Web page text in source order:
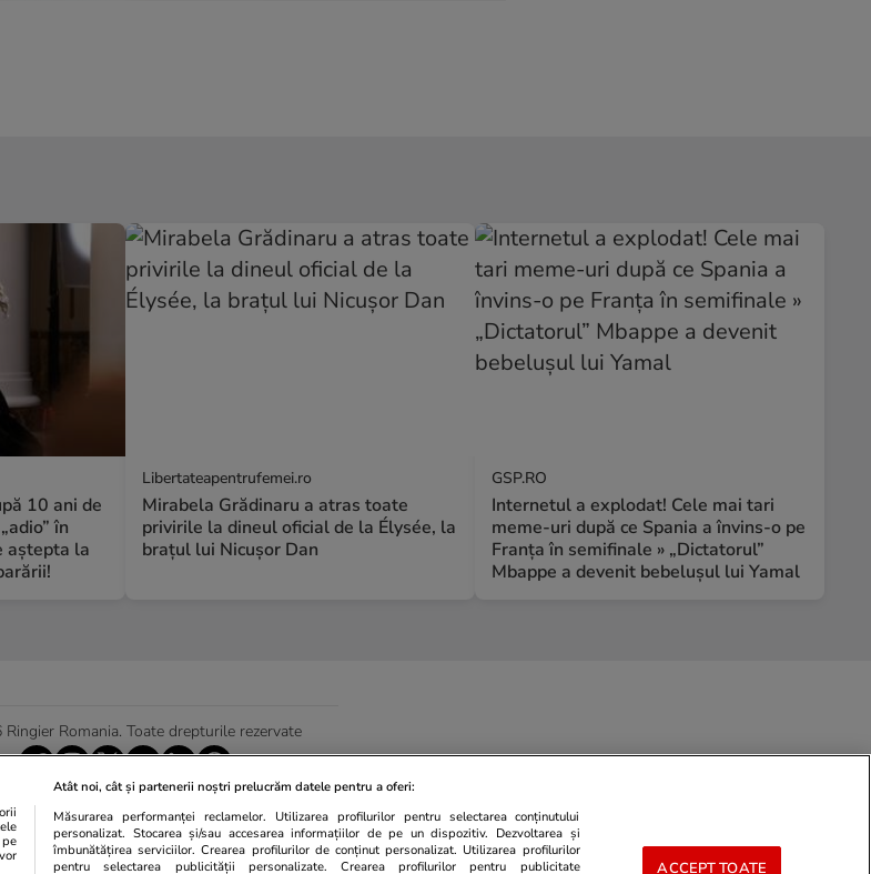
10 ani de
în
aștepta la
Libertateapentrufemei.ro
Mirabela Grădinaru a atras toate
privirile la dineul oficial de la Élysée, la
brațul lui Nicușor Dan
GSP.RO
Internetul a explodat! Cele mai tari
meme-uri după ce Spania a învins-o pe
Franța în semifinale » „Dictatorul”
Mbappe a devenit bebelușul lui Yamal
Romania. Toate drepturile rezervate
Actualizare preferințe cookies
Atât noi, cât și partenerii noștri prelucrăm datele pentru a oferi:
Măsurarea performanței reclamelor. Utilizarea profilurilor pentru selectarea conținutului
personalizat. Stocarea și/sau accesarea informațiilor de pe un dispozitiv. Dezvoltarea și
îmbunătățirea serviciilor. Crearea profilurilor de conținut personalizat. Utilizarea profilurilor
pentru selectarea publicității personalizate. Crearea profilurilor pentru publicitate
ACCEPT TOATE